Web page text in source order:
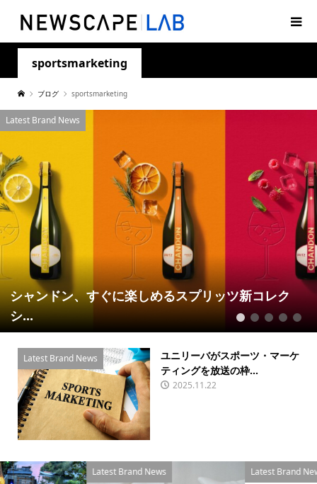
sportsmarketing
ブログ sportsmarketing
Latest Brand News
シャンドン、すぐに楽しめるスプリッツ新コレク
シ...
1 2 3 4 5
Latest Brand News
ユニリーバがスポーツ・マーケ
ティングを放送の枠...
2025.11.22
Latest Brand News Latest Brand News